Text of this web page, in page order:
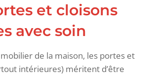
et cloisons
avec soin
de la maison, les portes et
intérieures) méritent d’être